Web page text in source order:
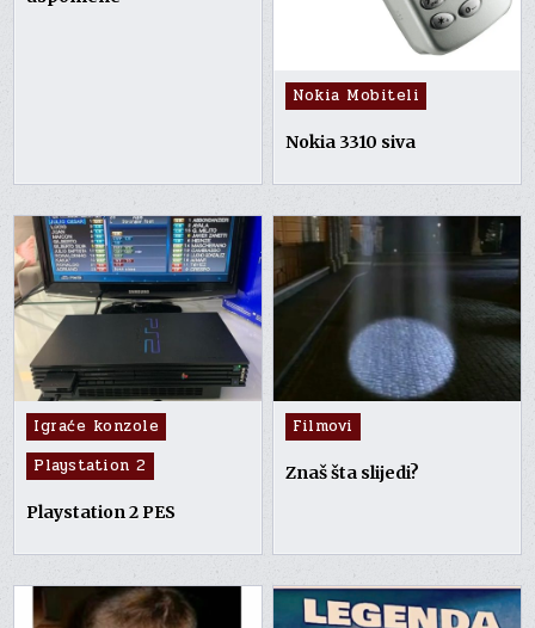
Posted
in
Nokia Mobiteli
Nokia 3310 siva
Posted
in
Igraće konzole
Playstation 2
Playstation 2 PES
Posted
in
Filmovi
Znaš šta slijedi?